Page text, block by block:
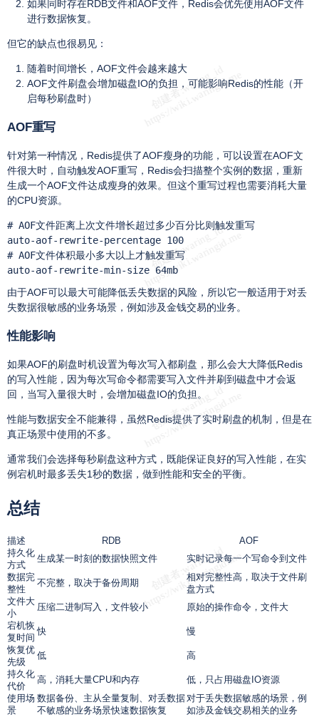
如果同时存在RDB文件和AOF文件，Redis会优先使用AOF文件
进行数据恢复。
但它的缺点也很易见：
随着时间增长，AOF文件会越来越大
AOF文件刷盘会增加磁盘IO的负担，可能影响Redis的性能（开
启每秒刷盘时）
AOF重写
针对第一种情况，Redis提供了AOF瘦身的功能，可以设置在AOF文
件很大时，自动触发AOF重写，Redis会扫描整个实例的数据，重新
生成一个AOF文件达成瘦身的效果。但这个重写过程也需要消耗大量
的CPU资源。
# AOF文件距离上次文件增长超过多少百分比则触发重写
auto-aof-rewrite-percentage 100
# AOF文件体积最小多大以上才触发重写
auto-aof-rewrite-min-size 64mb
由于AOF可以最大可能降低丢失数据的风险，所以它一般适用于对丢
失数据很敏感的业务场景，例如涉及金钱交易的业务。
性能影响
如果AOF的刷盘时机设置为每次写入都刷盘，那么会大大降低Redis
的写入性能，因为每次写命令都需要写入文件并刷到磁盘中才会返
回，当写入量很大时，会增加磁盘IO的负担。
性能与数据安全不能兼得，虽然Redis提供了实时刷盘的机制，但是在
真正场景中使用的不多。
通常我们会选择每秒刷盘这种方式，既能保证良好的写入性能，在实
例宕机时最多丢失1秒的数据，做到性能和安全的平衡。
总结
描述 RDB
AOF
持久化
方式
生成某一时刻的数据快照文件
实时记录每一个写命令到文件
数据完
整性
不完整，取决于备份周期
相对完整性高，取决于文件刷
盘方式
文件大
小
压缩二进制写入，文件较小
原始的操作命令，文件大
宕机恢
复时间
快
慢
恢复优
先级
低
高
持久化
代价
高，消耗大量CPU和内存
低，只占用磁盘IO资源
使用场
景
数据备份、主从全量复制、对丢数据
不敏感的业务场景快速数据恢复
对于丢失数据敏感的场景，例
如涉及金钱交易相关的业务